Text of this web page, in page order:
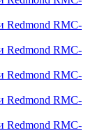
Redmond RMC-
Redmond RMC-
Redmond RMC-
Redmond RMC-
Redmond RMC-